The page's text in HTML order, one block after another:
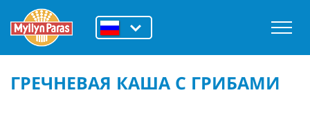
ГРЕЧНЕВАЯ КАША С ГРИБАМИ